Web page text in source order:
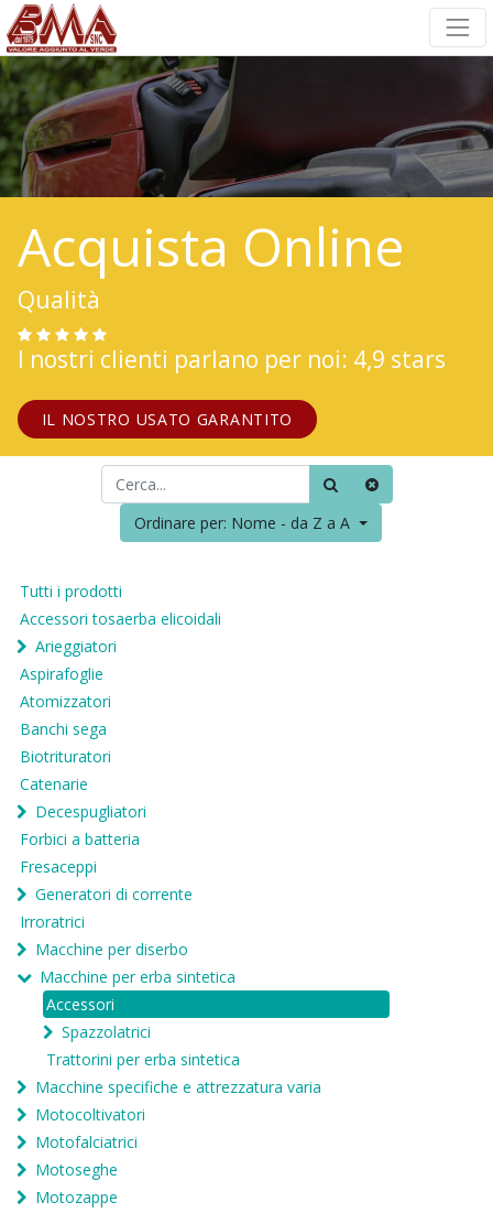
Acquista Online
Qualità
I nostri clienti parlano per noi: 4,9 stars
IL NOSTRO USATO GARANTITO
Ordinare per: Nome - da Z a A
Tutti i prodotti
Accessori tosaerba elicoidali
Arieggiatori
Aspirafoglie
Atomizzatori
Banchi sega
Biotrituratori
Catenarie
Decespugliatori
Forbici a batteria
Fresaceppi
Generatori di corrente
Irroratrici
Macchine per diserbo
Macchine per erba sintetica
Accessori
Spazzolatrici
Trattorini per erba sintetica
Macchine specifiche e attrezzatura varia
Motocoltivatori
Motofalciatrici
Motoseghe
Motozappe